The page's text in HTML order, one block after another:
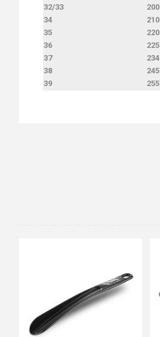
32/33
200
34
210
35
220
36
225
37
234
38
245
39
255